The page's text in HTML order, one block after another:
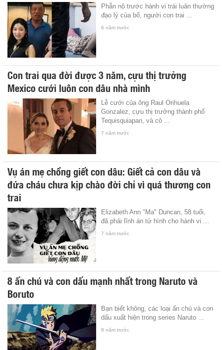
Phẫn nộ trước hành vi trái luân thường
đạo lý của bố, người con trai ...
6 năm trước
Con trai qua đời được 3 năm, cựu thị trưởng
Mexico cưới luôn con dâu nhà mình
Lễ cưới của ông Raul Orihuela
Gonzalez, cựu thị trưởng thành phố
Tequisquiapan, và cô ...
7 năm trước
Vụ án mẹ chồng giết con dâu: Giết cả con dâu và
đứa cháu chưa kịp chào đời chỉ vì quá thương con
trai
Elizabeth Ann "Ma" Duncan, 58 tuổi,
đã phải lĩnh án tử hình cho hành vi ...
7 năm trước
8 ấn chú và con dấu mạnh nhất trong Naruto và
Boruto
Bạn biết không, các loại ấn chú và con
dấu xuất hiện trong series Naruto ...
8 năm trước